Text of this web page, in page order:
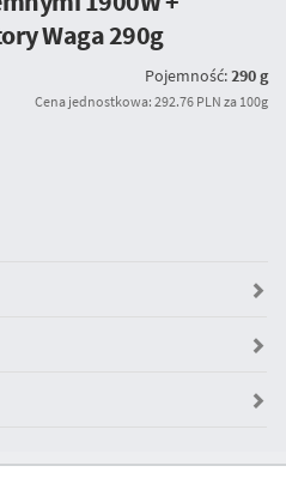
Waga 290g
Pojemność:290 g
Cena jednostkowa: 292.76 PLN za 100g